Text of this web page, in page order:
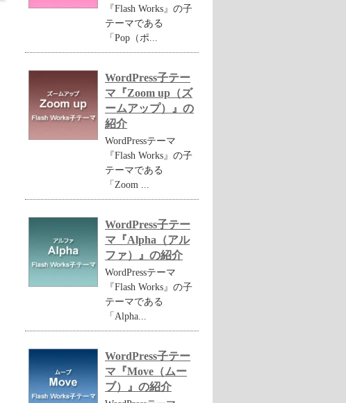
『Flash Works』の子
テーマである
「Pop（ポ...
WordPress子テー
マ『Zoom up（ズ
ームアップ）』の
紹介
WordPressテーマ
『Flash Works』の子
テーマである
「Zoom ...
WordPress子テー
マ『Alpha（アル
ファ）』の紹介
WordPressテーマ
『Flash Works』の子
テーマである
「Alpha...
WordPress子テー
マ『Move（ムー
ブ）』の紹介